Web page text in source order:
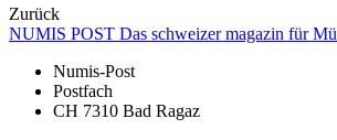
Zurück
NUMIS POST Das schweizer magazin für
Numis-Post
Postfach
CH 7310 Bad Ragaz